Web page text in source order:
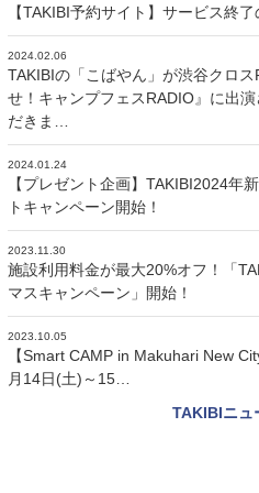
【TAKIBI予約サイト】サービス終
2024.02.06
TAKIBIの「こばやん」が渋谷クロ
せ！キャンプフェスRADIO』に出演
だきま…
2024.01.24
【プレゼント企画】TAKIBI2024年
トキャンペーン開始！
2023.11.30
施設利用料金が最大20%オフ！「
マスキャンペーン」開始！
2023.10.05
【Smart CAMP in Makuhari New
月14日(土)～15…
TAKIBIニュ